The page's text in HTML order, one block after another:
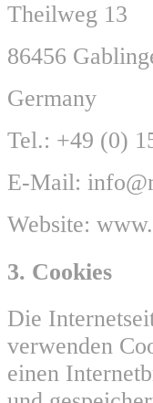
Theilweg 13
86456
Germany
Tel.: +49 (0)
E-Mail:
Website:
3. Cookies
Die
verwenden
einen